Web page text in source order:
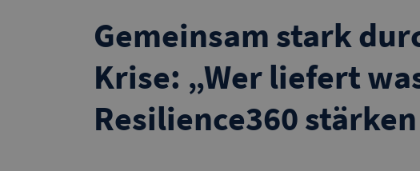
Gemeinsam stark
Krise: „Wer liefert
Resilience360